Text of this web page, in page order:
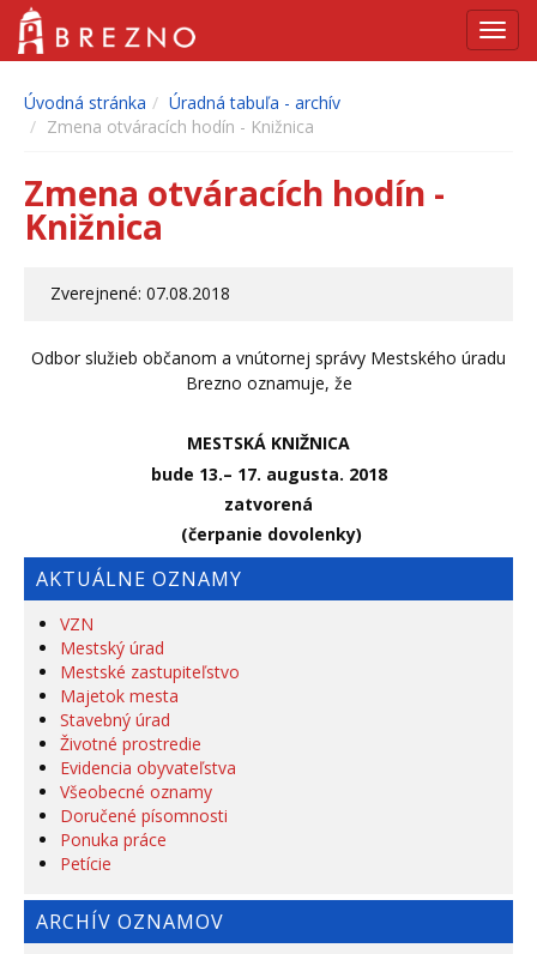
Úvodná stránka
Úradná tabuľa - archív
Zmena otváracích hodín - Knižnica
Zmena otváracích hodín -
Knižnica
Zverejnené: 07.08.2018
Odbor služieb občanom a vnútornej správy Mestského úradu
Brezno oznamuje, že
MESTSKÁ KNIŽNICA
bude 13.– 17. augusta. 2018
zatvorená
(čerpanie dovolenky)
AKTUÁLNE OZNAMY
VZN
Mestský úrad
Mestské zastupiteľstvo
Majetok mesta
Stavebný úrad
Životné prostredie
Evidencia obyvateľstva
Všeobecné oznamy
Doručené písomnosti
Ponuka práce
Petície
ARCHÍV OZNAMOV